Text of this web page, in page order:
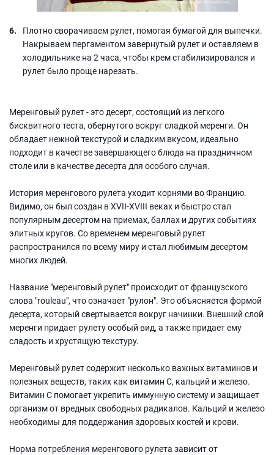
Плотно сворачиваем рулет, помогая бумагой для выпечки.
Накрываем пергаментом завернутый рулет и оставляем в
холодильнике на 2 часа, чтобы крем стабилизировался и
рулет было проще нарезать.
Меренговый рулет - это десерт, состоящий из легкого
бисквитного теста, обернутого вокруг сладкой меренги. Он
обладает нежной текстурой и сладким вкусом, идеально
подходит в качестве завершающего блюда на праздничном
столе или в качестве десерта для особого случая.
История меренгового рулета уходит корнями во Францию.
Видимо, он был создан в XVII-XVIII веках и быстро стал
популярным десертом на приемах, баллах и других событиях
элитных кругов. Со временем меренговый рулет
распространился по всему миру и стал любимым десертом
многих людей.
Название "меренговый рулет" происходит от французского
слова "rouleau", что означает "рулон". Это объясняется формой
десерта, который свертывается вокруг начинки. Внешний слой
меренги придает рулету особый вид, а также придает ему
сладость и хрустящую текстуру.
Меренговый рулет содержит несколько важных витаминов и
полезных веществ, таких как витамин С, кальций и железо.
Витамин C помогает укрепить иммунную систему и защищает
организм от вредных свободных радикалов. Кальций и железо
необходимы для поддержания здоровых костей и крови.
Норма потребления меренгового рулета зависит от